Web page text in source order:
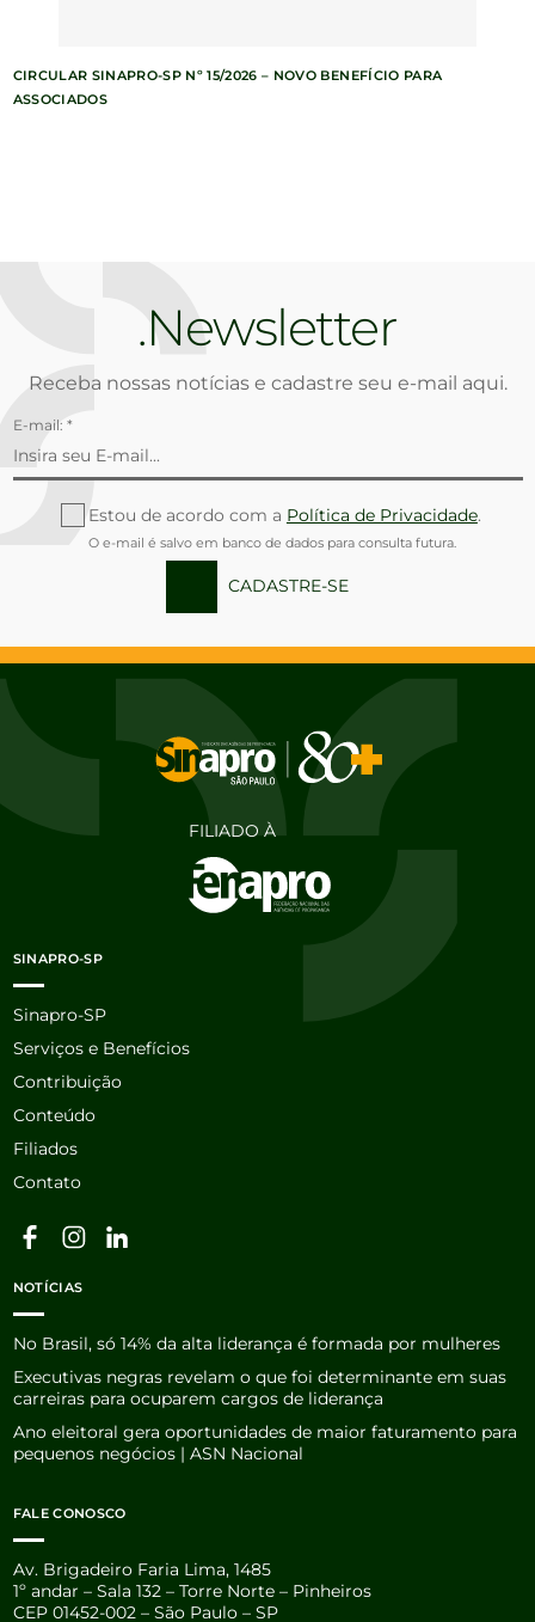
CIRCULAR SINAPRO-SP Nº 15/2026 – NOVO BENEFÍCIO PARA
ASSOCIADOS
Newsletter
Receba nossas notícias e cadastre seu e-mail aqui.
E-mail: *
Estou de acordo com a Política de Privacidade.
O e-mail é salvo em banco de dados para consulta futura.
CADASTRE-SE
FILIADO À
SINAPRO-SP
Sinapro-SP
Serviços e Benefícios
Contribuição
Conteúdo
Filiados
Contato
NOTÍCIAS
No Brasil, só 14% da alta liderança é formada por mulheres
Executivas negras revelam o que foi determinante em suas
carreiras para ocuparem cargos de liderança
Ano eleitoral gera oportunidades de maior faturamento para
pequenos negócios | ASN Nacional
FALE CONOSCO
Av. Brigadeiro Faria Lima, 1485
1º andar – Sala 132 – Torre Norte – Pinheiros
CEP 01452-002 – São Paulo – SP